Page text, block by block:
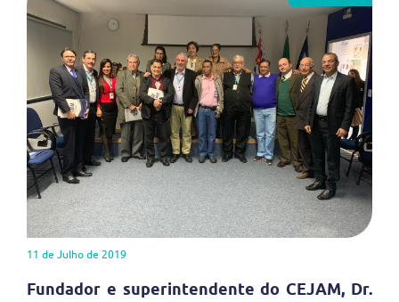
11 de Julho de 2019
Fundador e superintendente do CEJAM, Dr.